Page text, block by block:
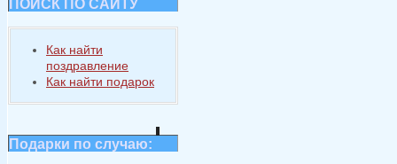
ПОИСК ПО САЙТУ
Как найти
поздравление
Как найти подарок
Подарки по случаю: